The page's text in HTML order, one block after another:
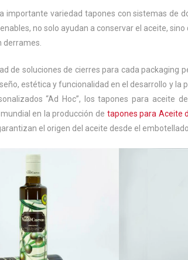
importante variedad tapones con sistemas de
no solo ayudan a conservar el aceite,
derrames.
de soluciones de cierres para cada packaging
estética y funcionalidad en el desarrollo y la
“Ad Hoc”, los tapones para aceite
en la producción de tapones para Aceite
el origen del aceite desde el